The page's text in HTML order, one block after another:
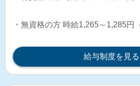
・無資格の方 時給1,265～1,285円
給与制度を見る